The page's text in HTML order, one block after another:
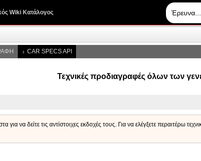
Wiki Κατάλογος
CAR SPECS API
Τεχνικές προδιαγραφές όλων των
για να δείτε τις αντίστοιχες εκδοχές τους. Για να ελέγξετε περαιτέρω